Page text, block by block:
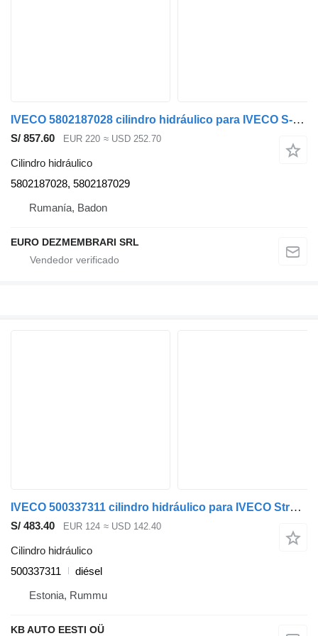
IVECO 5802187028 cilindro hidráulico para IVECO S-WAY cabeza tractora
S/ 857.60 EUR 220 ≈ USD 252.70
Cilindro hidráulico
5802187028, 5802187029
Rumanía, Badon
EURO DEZMEMBRARI SRL
IVECO 500337311 cilindro hidráulico para IVECO Stralis, Trakker (2002-) camión
S/ 483.40 EUR 124 ≈ USD 142.40
Cilindro hidráulico
500337311
diésel
Estonia, Rummu
KB AUTO EESTI OÜ